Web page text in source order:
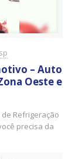
– Auto
Oeste e
Refrigeração
precisa da